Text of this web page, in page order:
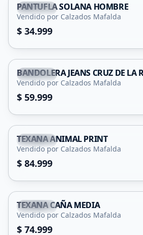
Capital
PANTUFLA SOLANA HOMBRE
Vendido por Calzados Mafalda
$ 34.999
Capital
BANDOLERA JEANS CRUZ DE LA
Vendido por Calzados Mafalda
$ 59.999
Capital
TEXANA ANIMAL PRINT
Vendido por Calzados Mafalda
$ 84.999
Capital
TEXANA CAÑA MEDIA
Vendido por Calzados Mafalda
$ 74.999